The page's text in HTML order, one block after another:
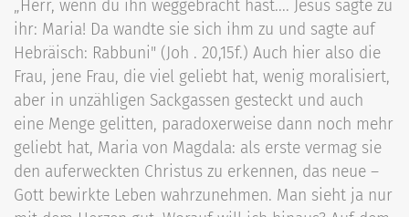
„Herr, wenn du ihn weggebracht hast.... Jesus sagte zu
ihr: Maria! Da wandte sie sich ihm zu und sagte auf
Hebräisch: Rabbuni" (Joh . 20,15f.) Auch hier also die
Frau, jene Frau, die viel geliebt hat, wenig moralisiert,
aber in unzähligen Sackgassen gesteckt und auch
eine Menge gelitten, paradoxerweise dann noch mehr
geliebt hat, Maria von Magdala: als erste vermag sie
den auferweckten Christus zu erkennen, das neue –
Gott bewirkte Leben wahrzunehmen. Man sieht ja nur